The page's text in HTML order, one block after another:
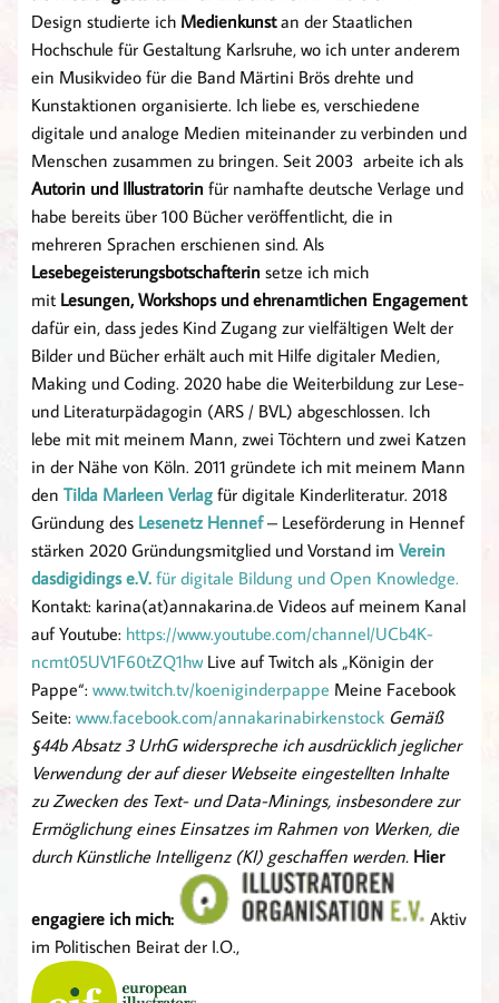
Design studierte ich Medienkunstan der Staatlichen
Hochschule für Gestaltung Karlsruhe, wo ich unter anderem
ein Musikvideo für die Band Märtini Brös drehte und
Kunstaktionen organisierte. Ich liebe es, verschiedene
digitale und analoge Medien miteinander zu verbinden und
Menschen zusammen zu bringen. Seit 2003 arbeite ich als
Autorin und Illustratorin für namhafte deutsche Verlage und
habe bereits über 100 Bücher veröffentlicht, die in
mehreren Sprachen erschienen sind. Als
Lesebegeisterungsbotschafterin setze ich mich
mit Lesungen, Workshops und ehrenamtlichen Engagement
dafür ein, dass jedes Kind Zugang zur vielfältigen Welt der
Bilder und Bücher erhält auch mit Hilfe digitaler Medien,
Making und Coding. 2020 habe die Weiterbildung zur Lese-
und Literaturpädagogin (ARS / BVL) abgeschlossen. Ich
lebe mit mit meinem Mann, zwei Töchtern und zwei Katzen
in der Nähe von Köln. 2011 gründete ich mit meinem Mann
den Tilda Marleen Verlag für digitale Kinderliteratur. 2018
Gründung des Lesenetz Hennef – Leseförderung in Hennef
stärken 2020 Gründungsmitglied und Vorstand im Verein
dasdigidings e.V. für digitale Bildung und Open Knowledge.
Kontakt: karina(at)annakarina.de Videos auf meinem Kanal
auf Youtube: https://www.youtube.com/channel/UCb4K-
ncmt05UV1F60tZQ1hwLive auf Twitch als „Königin der
Pappe“: www.twitch.tv/koeniginderpappe Meine Facebook
Seite: www.facebook.com/annakarinabirkenstock Gemäß
§44b Absatz 3 UrhG widerspreche ich ausdrücklich jeglicher
Verwendung der auf dieser Webseite eingestellten Inhalte
zu Zwecken des Text- und Data-Minings, insbesondere zur
Ermöglichung eines Einsatzes im Rahmen von Werken, die
durch Künstliche Intelligenz (KI) geschaffen werden. Hier
engagiere ich mich:
Aktiv
im Politischen Beirat der I.O.,